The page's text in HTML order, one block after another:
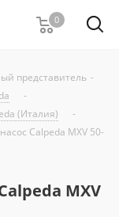
0
представитель -
-
(Италия)
-
Calpeda MXV 50-
MXV